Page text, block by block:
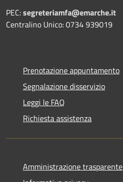
PEC:segreteriamfa@emarche.it
Centralino Unico: 0734 939019
Prenotazione appuntamento
Segnalazione disservizio
Leggi le FAQ
Richiesta assistenza
Amministrazione trasparente